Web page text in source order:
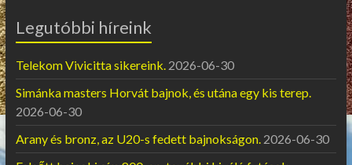
Legutóbbi híreink
Telekom Vivicitta sikereink. 2026-06-30
Simánka masters Horvát bajnok, és utána egy kis terep.
2026-06-30
Arany és bronz, az U20-s fedett bajnokságon. 2026-06-30